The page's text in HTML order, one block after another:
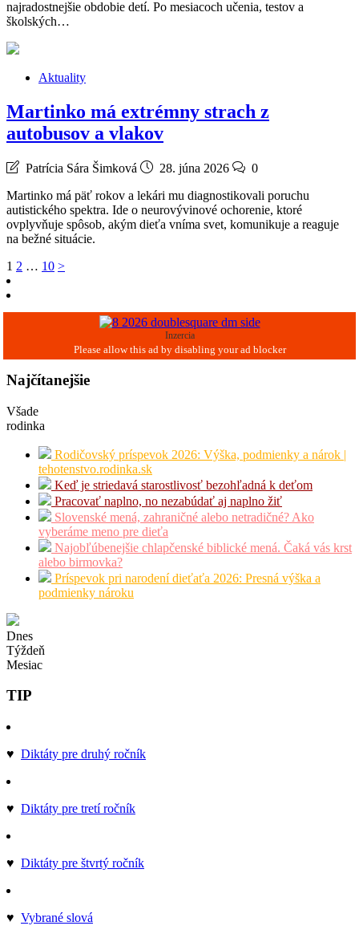
najradostnejšie obdobie detí. Po mesiacoch učenia, testov a
školských…
Aktuality
Martinko má extrémny strach z
autobusov a vlakov
Patrícia Sára Šimková 28. júna 2026
0
Martinko má päť rokov a lekári mu diagnostikovali poruchu
autistického spektra. Ide o neurovývinové ochorenie, ktoré
ovplyvňuje spôsob, akým dieťa vníma svet, komunikuje a reaguje
na bežné situácie.
Stránkovanie
príspevkov
1 2 … 10 >
Inzercia
Najčítanejšie
Všade
rodinka
Rodičovský príspevok 2026: Výška, podmienky a nárok |
tehotenstvo.rodinka.sk
Keď je striedavá starostlivosť bezohľadná k deťom
Pracovať naplno, no nezabúdať aj naplno žiť
Slovenské mená, zahraničné alebo netradičné? Ako
vyberáme meno pre dieťa
Najobľúbenejšie chlapčenské biblické mená. Čaká vás krst
alebo birmovka?
Príspevok pri narodení dieťaťa 2026: Presná výška a
podmienky nároku
Dnes
Týždeň
Mesiac
TIP
♥ Diktáty pre druhý ročník
♥ Diktáty pre tretí ročník
♥ Diktáty pre štvrtý ročník
♥ Vybrané slová